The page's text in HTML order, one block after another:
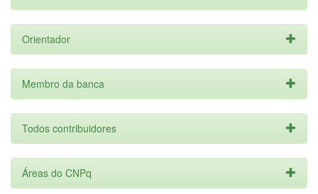
Orientador
Membro da banca
Todos contribuidores
Áreas do CNPq